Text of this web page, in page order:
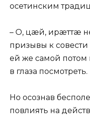
осетинским
– О, цæй, ирæттæ
призывы к
ей же самой потом
в глаза посмотреть.
Но осознав
повлиять на